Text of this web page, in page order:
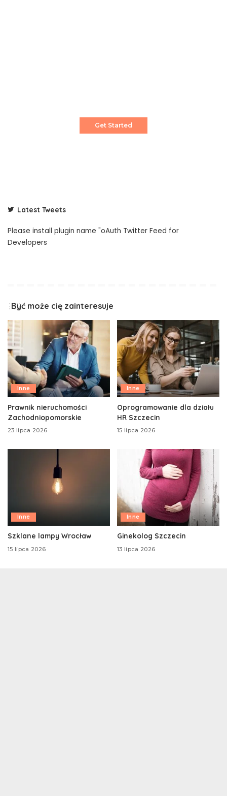
Get Started
Latest Tweets
Please install plugin name "oAuth Twitter Feed for
Developers
Być może cię zainteresuje
Inne
Prawnik nieruchomości
Zachodniopomorskie
23 lipca 2026
Inne
Oprogramowanie dla działu
HR Szczecin
15 lipca 2026
Inne
Szklane lampy Wrocław
15 lipca 2026
Inne
Ginekolog Szczecin
13 lipca 2026